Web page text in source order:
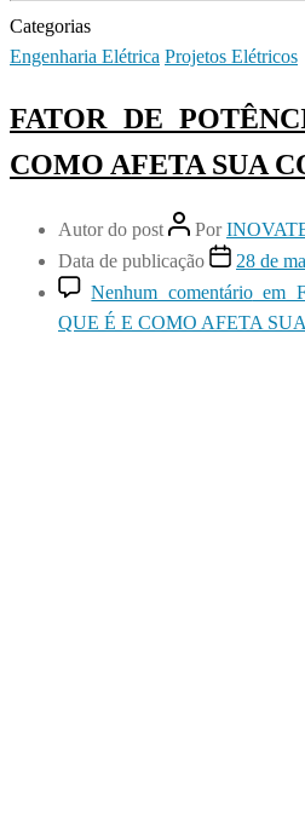
Categorias
Engenharia Elétrica Projetos Elétricos
FATOR DE
COMO AFETA SUA
Autor do post Por
Data de publicação
28 de
Nenhum comentárioem
QUE É E COMO AFETA